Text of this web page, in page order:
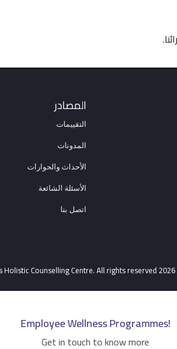
المصادر
التقييمات
المدونات
الأحداث والحوارات
الأسئلة الشائعة
اتصل بنا
© 2026
Employee Wellness Programmes!
Get in touch to know more